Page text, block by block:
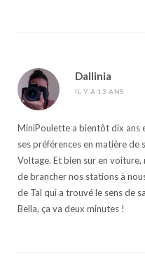
Dallinia
IL Y A 13 ANS
MiniPoulette a bientôt dix ans
ses préférences en matière de
Voltage. Et bien sur en
de brancher nos stations à
de Tal qui a trouvé le sens de
Bella, ça va deux minutes !